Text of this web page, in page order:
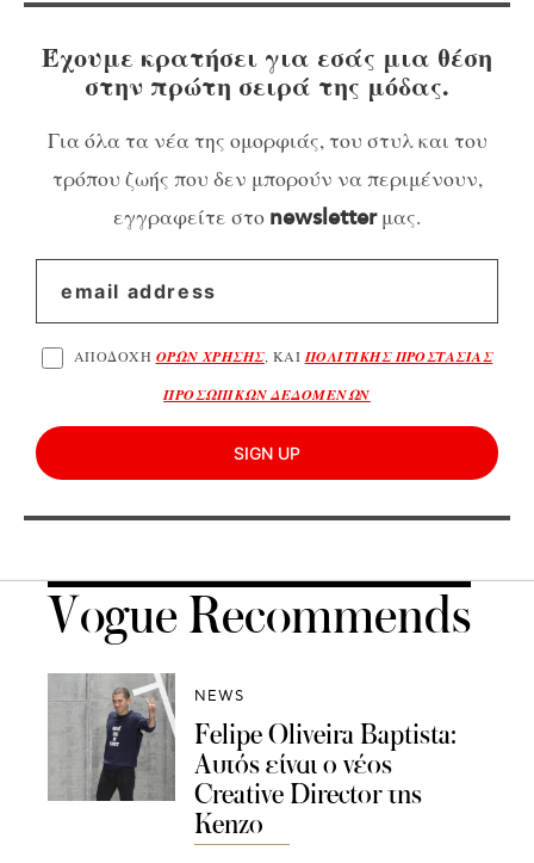
Έχουμε κρατήσει για εσάς μια θέση
στην πρώτη σειρά της μόδας.
Για όλα τα νέα της ομορφιάς, του στυλ και του
τρόπου ζωής που δεν μπορούν να περιμένουν,
εγγραφείτε στο newsletterμας.
ΑΠΟΔΟΧΗ ΟΡΩΝ ΧΡΗΣΗΣ, ΚΑΙΠΟΛΙΤΙΚΗΣ ΠΡΟΣΤΑΣΙΑΣ
ΠΡΟΣΩΠΙΚΩΝ ΔΕΔΟΜΕΝΩΝ
SIGN UP
Vogue Recommends
NEWS
Felipe Oliveira Baptista:
Αυτός είναι ο νέος
Creative Director της
Kenzo